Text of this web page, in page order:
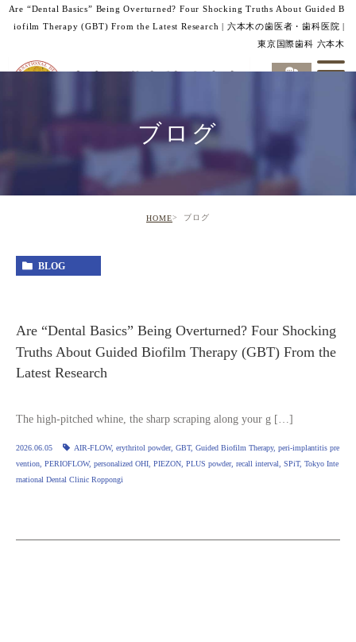
Are “Dental Basics” Being Overturned? Four Shocking Truths About Guided B
iofilm Therapy (GBT) From the Latest Research | 六本木の歯医者・歯科医院 |
東京国際歯科 六本木
ブログ
HOME ブログ
BLOG
Are “Dental Basics” Being Overturned? Four Shocking
Truths About Guided Biofilm Therapy (GBT) From the
Latest Research
The high‑pitched whine, the sharp scraping along your g […]
2026.06.05 AIR‑FLOW, erythritol powder, GBT, Guided Biofilm Therapy, peri‑implantitis pre
vention, PERIOFLOW, personalized OHI, PIEZON, PLUS powder, recall interval, SPiT, Tokyo Inte
rnational Dental Clinic Roppongi